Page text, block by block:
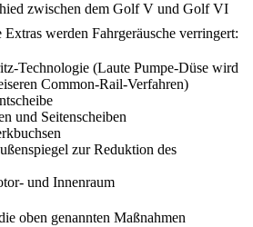
zwischen dem Golf V und Golf VI
werden Fahrgeräusche verringert:
Technologie (Laute Pumpe-Düse wird
Common-Rail-Verfahren)
und Seitenscheiben
zur Reduktion des
und Innenraum
oben genannten Maßnahmen